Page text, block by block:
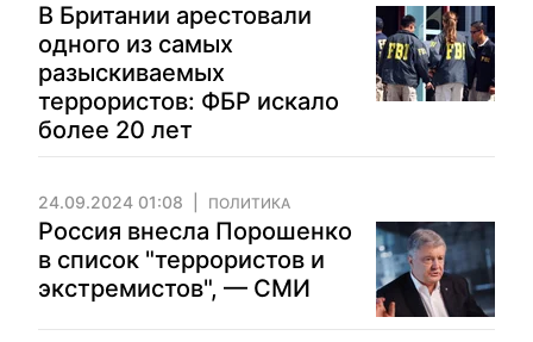
В Британии арестовали
одного из самых
разыскиваемых
террористов: ФБР искало
более 20 лет
24.09.2024 01:08 ПОЛИТИКА
Россия внесла Порошенко
в список "террористов и
экстремистов", — СМИ